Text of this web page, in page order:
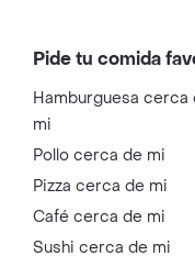
Pide tu comida
Hamburguesa cerca
mi
Pollo cerca de mi
Pizza cerca de mi
Café cerca de mi
Sushi cerca de mi